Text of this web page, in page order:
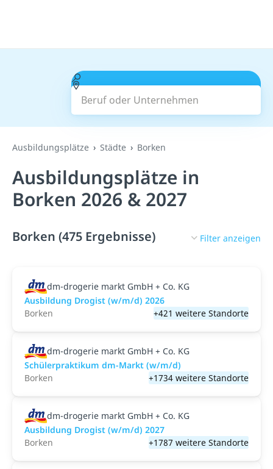
Beruf oder Unternehmen
Suchen
Ausbildungsplätze Städte Borken
Ausbildungsplätze in
Borken 2026 & 2027
Borken (475 Ergebnisse) Filter anzeigen
dm-drogerie markt GmbH + Co. KG
Ausbildung Drogist (w/m/d) 2026
Borken
+421 weitere Standorte
dm-drogerie markt GmbH + Co. KG
Schülerpraktikum dm-Markt (w/m/d)
Borken
+1734 weitere Standorte
dm-drogerie markt GmbH + Co. KG
Ausbildung Drogist (w/m/d) 2027
Borken
+1787 weitere Standorte